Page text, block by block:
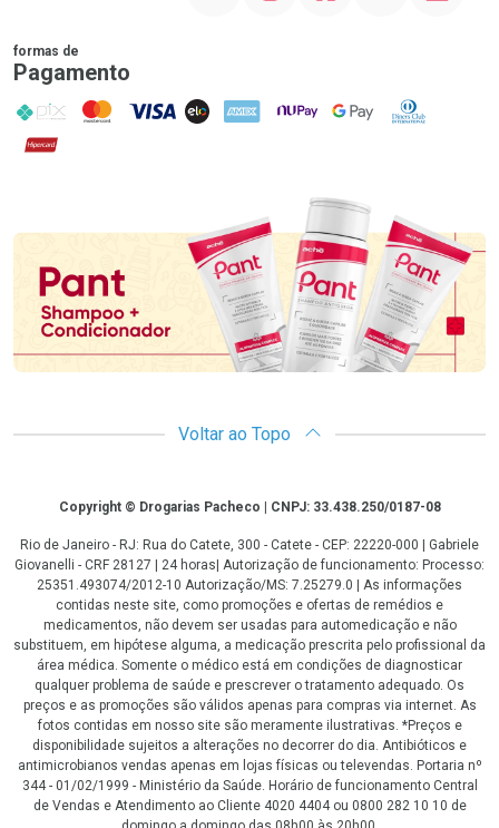
formas de
Pagamento
PIX MasterCard
VISA ELO AMEX NuPay Google PayDiners Club
Hipercard
Promoção em Destaque
Voltar ao Topo
CopyrightCopyright © Drogarias Pacheco | CNPJ: 33.438.250/0187-08
Rio de Janeiro - RJ: Rua do Catete, 300 - Catete - CEP: 22220-000 | Gabriele
Giovanelli - CRF 28127 | 24 horas| Autorização de funcionamento: Processo:
25351.493074/2012-10 Autorização/MS: 7.25279.0 | As informações
contidas neste site, como promoções e ofertas de remédios e
medicamentos, não devem ser usadas para automedicação e não
substituem, em hipótese alguma, a medicação prescrita pelo profissional da
área médica. Somente o médico está em condições de diagnosticar
qualquer problema de saúde e prescrever o tratamento adequado. Os
preços e as promoções são válidos apenas para compras via internet. As
fotos contidas em nosso site são meramente ilustrativas. *Preços e
disponibilidade sujeitos a alterações no decorrer do dia. Antibióticos e
antimicrobianos vendas apenas em lojas físicas ou televendas. Portaria nº
344 - 01/02/1999 - Ministério da Saúde. Horário de funcionamento Central
de Vendas e Atendimento ao Cliente 4020 4404 ou 0800 282 10 10 de